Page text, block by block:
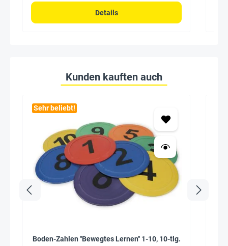
Details
Kunden kauften auch
Sehr beliebt!
Boden-Zahlen "Bewegtes Lernen" 1-10, 10-tlg.